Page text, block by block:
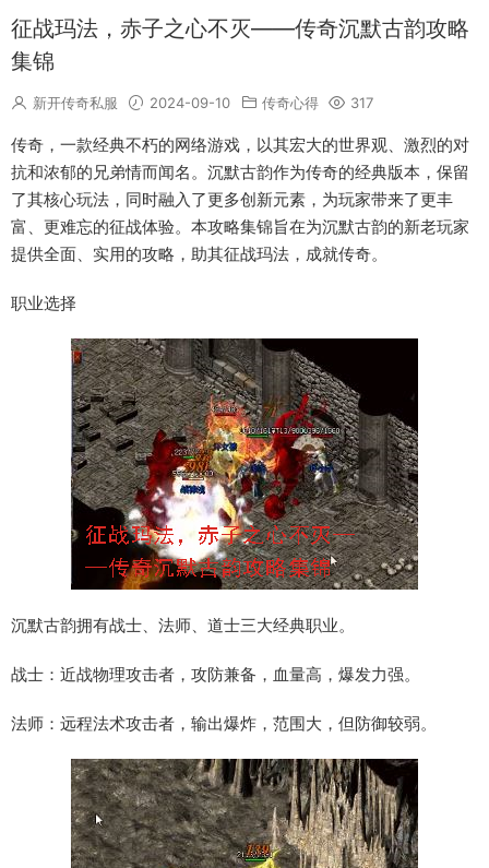
征战玛法，赤子之心不灭——传奇沉默古韵攻略
集锦
新开传奇私服 2024-09-10 传奇心得 317
传奇，一款经典不朽的网络游戏，以其宏大的世界观、激烈的对
抗和浓郁的兄弟情而闻名。沉默古韵作为传奇的经典版本，保留
了其核心玩法，同时融入了更多创新元素，为玩家带来了更丰
富、更难忘的征战体验。本攻略集锦旨在为沉默古韵的新老玩家
提供全面、实用的攻略，助其征战玛法，成就传奇。
职业选择
沉默古韵拥有战士、法师、道士三大经典职业。
战士：近战物理攻击者，攻防兼备，血量高，爆发力强。
法师：远程法术攻击者，输出爆炸，范围大，但防御较弱。